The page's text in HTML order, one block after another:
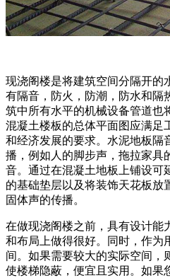
现浇阁楼是将建筑空间分隔开的
有隔音，防火，防潮，防水和隔
筑中所有水平的机械设备管道也
混凝土楼板的总体平面图应满足
和经济发展的要求。水泥地板隔
播，例如人的脚步声，拖拉家具
音。通过在混凝土地板上铺设可
的基础垫层以及将装饰天花板放
固体声的传播。
在做现浇阁楼之前，具有设计能
和布局上做得很好。同时，作为
间。如果需要较大的实际空间，
使楼梯隐蔽，便宜且实用。如果